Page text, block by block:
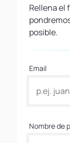
Rellena el
posible.
Email
Nombre de